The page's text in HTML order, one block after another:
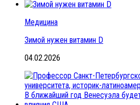
Медицина
Зимой нужен витамин D
04.02.2026